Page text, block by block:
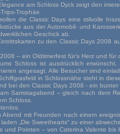
am Schloss Dyck zeigt den
Trophäe
die Classic Days eine stilvolle
aus der Automobil- und
Geschick ab.
zu den Classic Days 2008
– ein Oldtimerfest für’s Herz und für
Schloss ist ausdrücklich
angesagt. Alle Besucher sind
in Schlossnähe steht in
bei den Classic Days 2008 - ein bunter
Samstagabend – gleich nach dem
Schloss.
Abend mit Freunden nach einem
„Die Sweethearts“ zu einer
und Pointen – von Caterina Valente bis